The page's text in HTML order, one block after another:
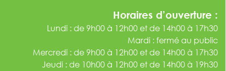
Horaires d’ouverture :
Lundi : de 9h00 à 12h00 et de 14h00 à 17h30
Mardi : fermé au public
Mercredi : de 9h00 à 12h00 et de 14h00 à 17h30
Jeudi : de 10h00 à 12h00 et de 14h00 à 19h30